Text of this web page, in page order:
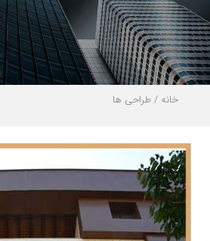
خانه / طراحی ها